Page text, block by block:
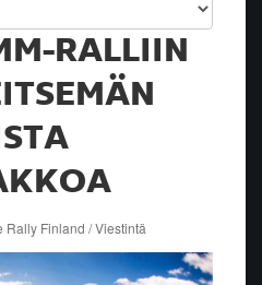
RALLIIN
Rally Finland / Viestintä